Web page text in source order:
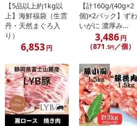
【お支払いについて】
※送料はお試し費用に含まれております。
※d払い、PayPay、au PAY、au PAY（au
ンクまとめて支払い、楽天ペイ、メルペ
Payでお支払いの場合、決済のため外部
※予約商品は決済手段ごとに定められた
了することがございます。ご了承いただ
さい。
【配送伝票番号について】
※配送形態がメール便の商品については
【5品以上約1kg以
上】海鮮福袋（生雲
丹・天然まぐろ入
り）
6,853円
【計160g/(40g×2
個)×2パック】ずわ
いがに 濃厚み...
3,486円
（871 .5円 ／個）